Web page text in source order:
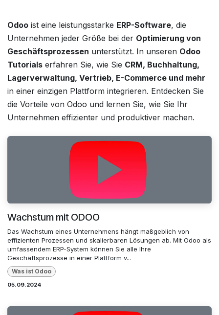
Odoo ist eine leistungsstarke ERP-Software, die
Unternehmen jeder Größe bei der Optimierung von
Geschäftsprozessen unterstützt. In unseren Odoo
Tutorials erfahren Sie, wie Sie CRM, Buchhaltung,
Lagerverwaltung, Vertrieb, E-Commerce und mehr
in einer einzigen Plattform integrieren. Entdecken Sie
die Vorteile von Odoo und lernen Sie, wie Sie Ihr
Unternehmen effizienter und produktiver machen.
Wachstum mit ODOO
Das Wachstum eines Unternehmens hängt maßgeblich von
effizienten Prozessen und skalierbaren Lösungen ab. Mit Odoo als
umfassendem ERP-System können Sie alle Ihre
Geschäftsprozesse in einer Plattform v...
Was ist Odoo
05.09.2024